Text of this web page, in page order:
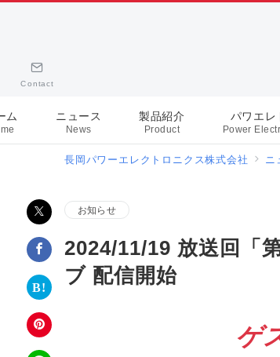
Contact
ム ニュース
News
製品紹介
Product
パワエレ
Power
長岡パワーエレクトロニクス株式会社 ニ
お知らせ
2024/11/19 放送回「
ブ 配信開始
ゲ